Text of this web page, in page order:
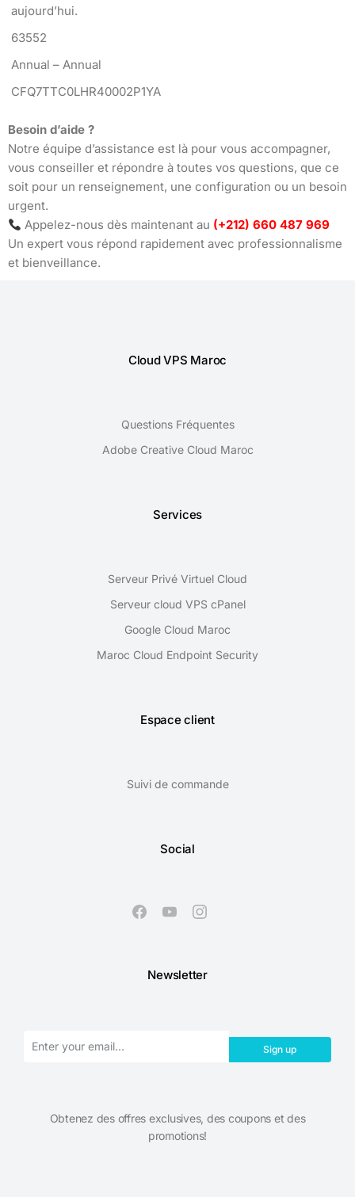
aujourd’hui.
63552
Annual – Annual
CFQ7TTC0LHR40002P1YA
Besoin d’aide ?
Notre équipe d’assistance est là pour vous accompagner,
vous conseiller et répondre à toutes vos questions, que ce
soit pour un renseignement, une configuration ou un besoin
urgent.
Appelez-nous dès maintenant au (+212) 660 487 969
Un expert vous répond rapidement avec professionnalisme
et bienveillance.
Cloud VPS Maroc
Questions Fréquentes
Adobe Creative Cloud Maroc
Services
Serveur Privé Virtuel Cloud
Serveur cloud VPS cPanel
Google Cloud Maroc
Maroc Cloud Endpoint Security
Espace client
Suivi de commande
Social
Newsletter
Sign up
Obtenez des offres exclusives, des coupons et des
promotions!​